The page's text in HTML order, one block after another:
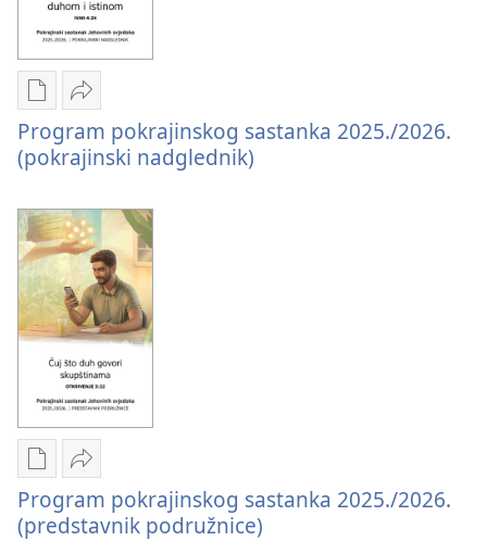
Postavke
preuzimanja
naših
Program
pokrajinskog
sastanka
2025./2026.
(pokrajinski
nadglednik)
Podijeli
Program
pokrajinskog
2025./2026.
(pokrajinski
nadglednik)
Program pokrajinskog sastanka 2025./2026.
(pokrajinski nadglednik)
Postavke
preuzimanja
naših
Podijeli
Program
pokrajinskog
Program pokrajinskog sastanka 2025./2026.
(predstavnik podružnice)